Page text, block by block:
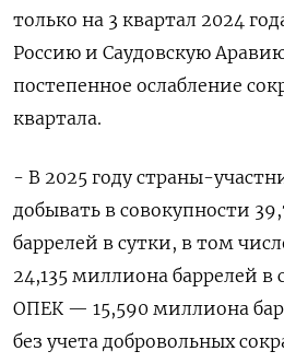
только на 3 квартал 2024
Россию и Саудовскую
постепенное ослабление
квартала.
- В 2025 году страны-
добывать в совокупности
баррелей в сутки, в том
24,135 миллиона баррелей в
ОПЕК — 15,590 миллиона
без учета добровольных